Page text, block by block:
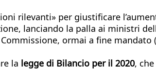
rilevanti» per giustificare
lanciando la palla ai ministri
ormai a fine
la legge di Bilancio per il 2020,